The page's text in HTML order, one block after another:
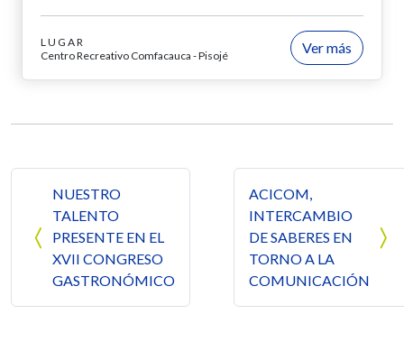
LUGAR
Centro Recreativo Comfacauca - Pisojé
Ver más
NUESTRO
TALENTO
PRESENTE EN EL
XVII CONGRESO
GASTRONÓMICO
ACICOM,
INTERCAMBIO
DE SABERES EN
TORNO A LA
COMUNICACIÓN